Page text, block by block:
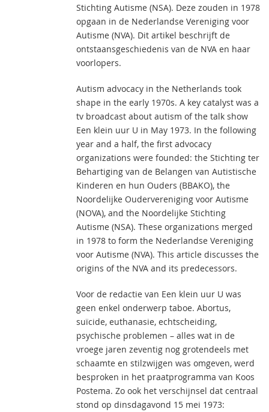
Stichting Autisme (NSA). Deze zouden in 1978
opgaan in de Nederlandse Vereniging voor
Autisme (NVA). Dit artikel beschrijft de
ontstaansgeschiedenis van de NVA en haar
voorlopers.
Autism advocacy in the Netherlands took
shape in the early 1970s. A key catalyst was a
tv broadcast about autism of the talk show
Een klein uur U in May 1973. In the following
year and a half, the first advocacy
organizations were founded: the Stichting ter
Behartiging van de Belangen van Autistische
Kinderen en hun Ouders (BBAKO), the
Noordelijke Oudervereniging voor Autisme
(NOVA), and the Noordelijke Stichting
Autisme (NSA). These organizations merged
in 1978 to form the Nederlandse Vereniging
voor Autisme (NVA). This article discusses the
origins of the NVA and its predecessors.
Voor de redactie van Een klein uur U was
geen enkel onderwerp taboe. Abortus,
suïcide, euthanasie, echtscheiding,
psychische problemen – alles wat in de
vroege jaren zeventig nog grotendeels met
schaamte en stilzwijgen was omgeven, werd
besproken in het praatprogramma van Koos
Postema. Zo ook het verschijnsel dat centraal
stond op dinsdagavond 15 mei 1973: